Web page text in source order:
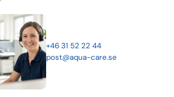
+46 31 52 22 44
post@aqua-care.se